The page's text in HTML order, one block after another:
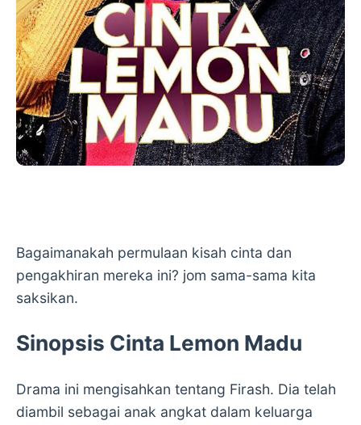
Bagaimanakah permulaan kisah cinta dan
pengakhiran mereka ini? jom sama-sama kita
saksikan.
Sinopsis Cinta Lemon Madu
Drama ini mengisahkan tentang Firash. Dia telah
diambil sebagai anak angkat dalam keluarga